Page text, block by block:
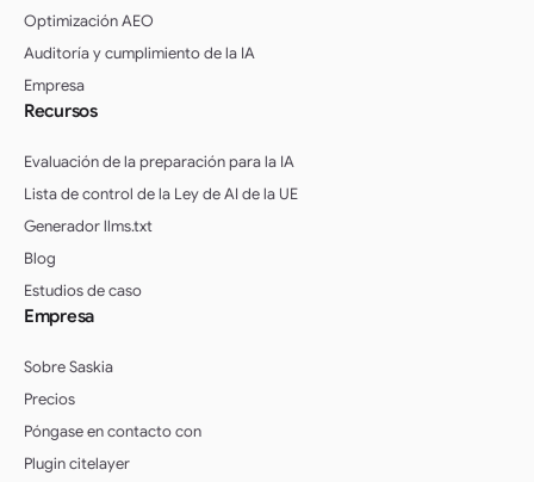
Optimización AEO
Auditoría y cumplimiento de la IA
Empresa
Recursos
Evaluación de la preparación para la IA
Lista de control de la Ley de AI de la UE
Generador llms.txt
Blog
Estudios de caso
Empresa
Sobre Saskia
Precios
Póngase en contacto con
Plugin citelayer